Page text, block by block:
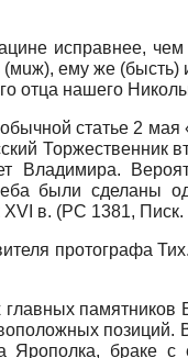
исправнее,
ему же
отца нашего
статье 2
Владимира.
были сделаны
XVI в. (РС 1381,
протографа
памятников
позиций.
Ярополка, браке